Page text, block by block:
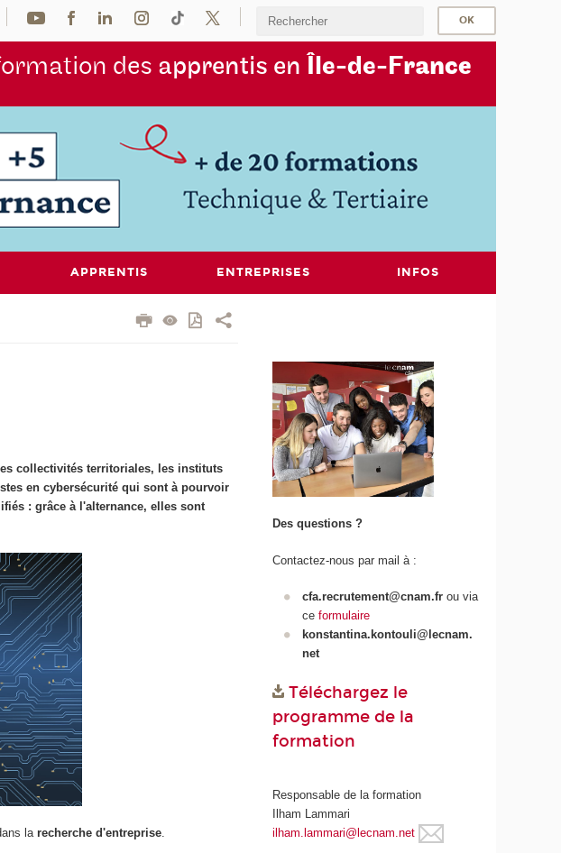
des apprentis en Île-de-France
APPRENTIS ENTREPRISES INFOS
collectivités territoriales, les instituts
en cybersécurité qui sont à pourvoir
: grâce à l'alternance, elles sont
larecherche d'entreprise.
Des questions ?
Contactez-nous par mail à :
cfa.recrutement@cnam.frou via
ce formulaire
konstantina.kontouli@lecnam.
net
Téléchargez le
programme de la
formation
Responsable de la formation
Ilham Lammari
ilham.lammari@lecnam.net